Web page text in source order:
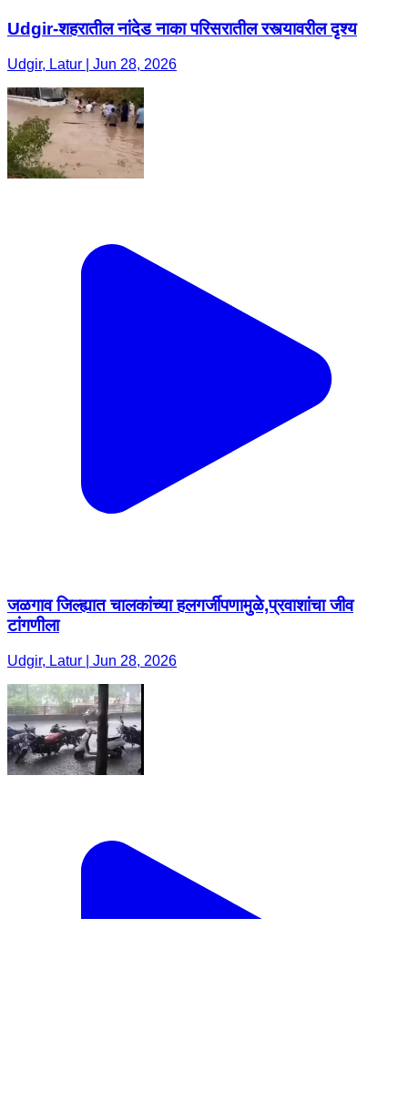
Udgir-शहरातील नांदेड नाका परिसरातील रस्त्यावरील दृश्य
Udgir, Latur | Jun 28, 2026
जळगाव जिल्ह्यात चालकांच्या हलगर्जीपणामुळे,प्रवाशांचा जीव
टांगणीला
Udgir, Latur | Jun 28, 2026